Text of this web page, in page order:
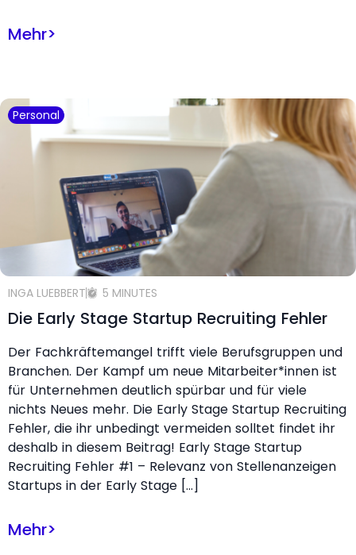
Mehr>
Personal
INGA LUEBBERT 5 MINUTES
Die Early Stage Startup Recruiting Fehler
Der Fachkräftemangel trifft viele Berufsgruppen und
Branchen. Der Kampf um neue Mitarbeiter*innen ist
für Unternehmen deutlich spürbar und für viele
nichts Neues mehr. Die Early Stage Startup Recruiting
Fehler, die ihr unbedingt vermeiden solltet findet ihr
deshalb in diesem Beitrag! Early Stage Startup
Recruiting Fehler #1 – Relevanz von Stellenanzeigen
Startups in der Early Stage […]
Mehr>